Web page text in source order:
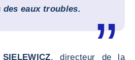
eaux troubles.
, directeur de la